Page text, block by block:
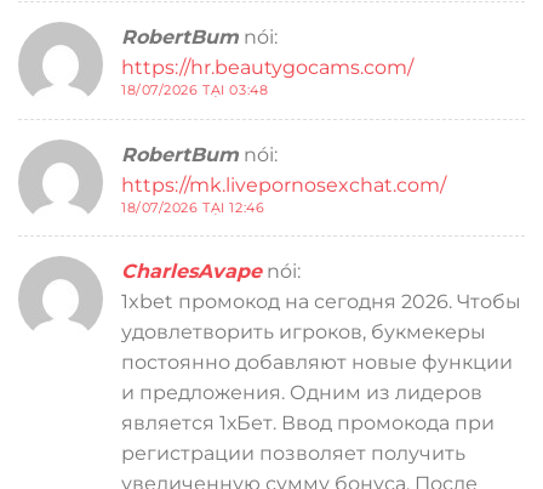
RobertBum nói:
https://hr.beautygocams.com/
18/07/2026 TẠI 03:48
RobertBum nói:
https://mk.livepornosexchat.com/
18/07/2026 TẠI 12:46
CharlesAvape nói:
1xbet промокод на сегодня 2026. Чтобы
удовлетворить игроков, букмекеры
постоянно добавляют новые функции
и предложения. Одним из лидеров
является 1хБет. Ввод промокода при
регистрации позволяет получить
увеличенную сумму бонуса. После